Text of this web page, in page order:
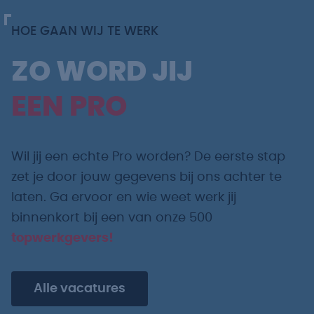
HOE GAAN WIJ TE WERK
ZO WORD JIJ
EEN PRO
Wil jij een echte Pro worden? De eerste stap
zet je door jouw gegevens bij ons achter te
laten. Ga ervoor en wie weet werk jij
binnenkort bij een van onze 500
topwerkgevers!
Alle vacatures